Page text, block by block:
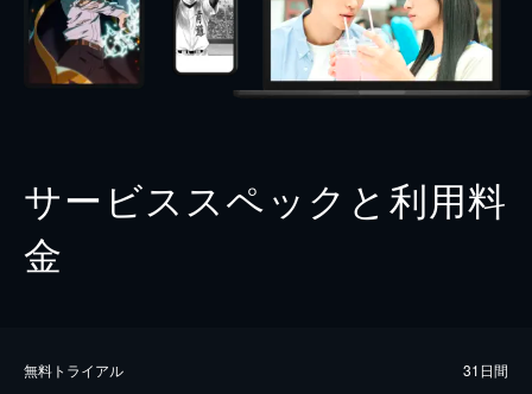
サービススペックと利用料
金
無料トライアル 31日間